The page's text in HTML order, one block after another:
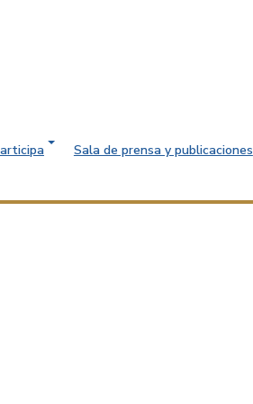
Sala de prensa y publicaciones